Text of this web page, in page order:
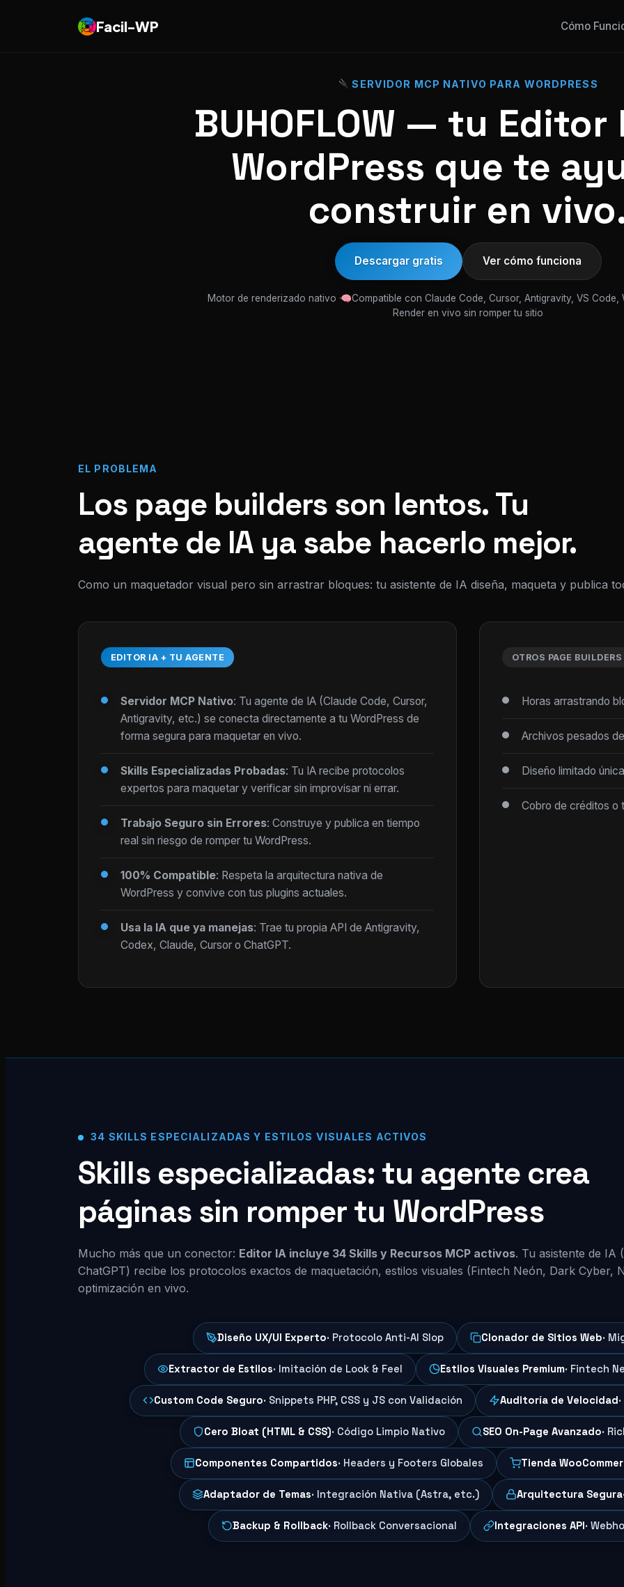
Facil-WP Cómo
SERVIDOR MCP NATIVO PARA WORDPRESS
BUHOFLOW — tu Editor
WordPress que te
construir en
Descargar gratis Ver cómo funciona
Motor de renderizado nativo ·
Compatible con Claude Code, Cursor, Antigravity, VS Code,
Render en vivo sin romper tu sitio
EL PROBLEMA
Los page builders son lentos. Tu
agente de IA ya sabe hacerlo mejor.
Como un maquetador visual pero sin arrastrar bloques: tu asistente de IA diseña, maqueta y publica
EDITOR IA + TU AGENTE
Servidor MCP Nativo: Tu agente de IA (Claude Code, Cursor,
Antigravity, etc.) se conecta directamente a tu WordPress de
forma segura para maquetar en vivo.
Skills Especializadas Probadas: Tu IA recibe protocolos
expertos para maquetar y verificar sin improvisar ni errar.
Trabajo Seguro sin Errores: Construye y publica en tiempo
real sin riesgo de romper tu WordPress.
100% Compatible: Respeta la arquitectura nativa de
WordPress y convive con tus plugins actuales.
Usa la IA que ya manejas: Trae tu propia API de Antigravity,
Codex, Claude, Cursor o ChatGPT.
OTROS PAGE BUILDERS
Horas arrastrando
Archivos pesados
Diseño limitado
Cobro de créditos o
34 SKILLS ESPECIALIZADAS Y ESTILOS VISUALES ACTIVOS
Skills especializadas: tu agente crea
páginas sin romper tu WordPress
Mucho más que un conector: Editor IA incluye 34 Skills y Recursos MCP activos. Tu asistente de IA
ChatGPT) recibe los protocolos exactos de maquetación, estilos visuales (Fintech Neón, Dark Cyber,
optimización en vivo.
Diseño UX/UI Experto· Protocolo Anti-AI Slop Clonador de Sitios Web·
Extractor de Estilos· Imitación de Look & Feel Estilos Visuales Premium· Fintech
Custom Code Seguro· Snippets PHP, CSS y JS con Validación Auditoría de Velocidad
Cero Bloat (HTML & CSS)· Código Limpio Nativo SEO On-Page Avanzado·
Componentes Compartidos· Headers y Footers Globales Tienda
Adaptador de Temas· Integración Nativa (Astra, etc.) Arquitectura Segura
Backup & Rollback· Rollback Conversacional Integraciones API·